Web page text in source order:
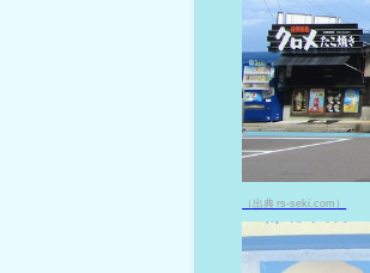
（出典 rs-seki.com）